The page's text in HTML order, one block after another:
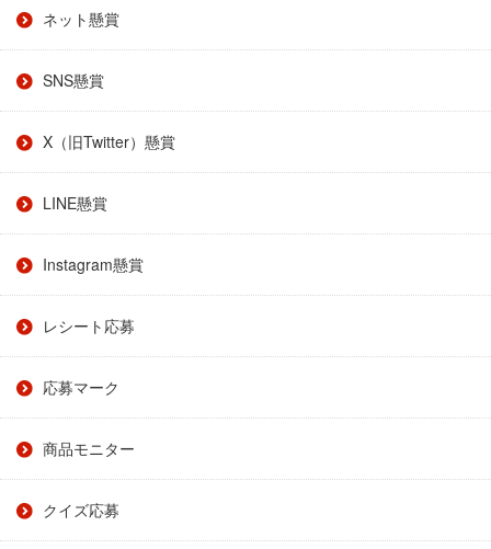
ネット懸賞
SNS懸賞
X（旧Twitter）懸賞
LINE懸賞
Instagram懸賞
レシート応募
応募マーク
商品モニター
クイズ応募